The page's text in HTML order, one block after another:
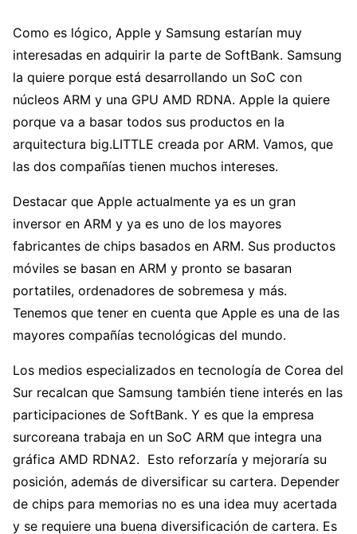
Como es lógico, Apple y Samsung estarían muy
interesadas en adquirir la parte de SoftBank. Samsung
la quiere porque está desarrollando un SoC con
núcleos ARM y una GPU AMD RDNA. Apple la quiere
porque va a basar todos sus productos en la
arquitectura big.LITTLE creada por ARM. Vamos, que
las dos compañías tienen muchos intereses.
Destacar que Apple actualmente ya es un gran
inversor en ARM y ya es uno de los mayores
fabricantes de chips basados en ARM. Sus productos
móviles se basan en ARM y pronto se basaran
portatiles, ordenadores de sobremesa y más.
Tenemos que tener en cuenta que Apple es una de las
mayores compañías tecnológicas del mundo.
Los medios especializados en tecnología de Corea del
Sur recalcan que Samsung también tiene interés en las
participaciones de SoftBank. Y es que la empresa
surcoreana trabaja en un SoC ARM que integra una
gráfica AMD RDNA2. Esto reforzaría y mejoraría su
posición, además de diversificar su cartera. Depender
de chips para memorias no es una idea muy acertada
y se requiere una buena diversificación de cartera. Es